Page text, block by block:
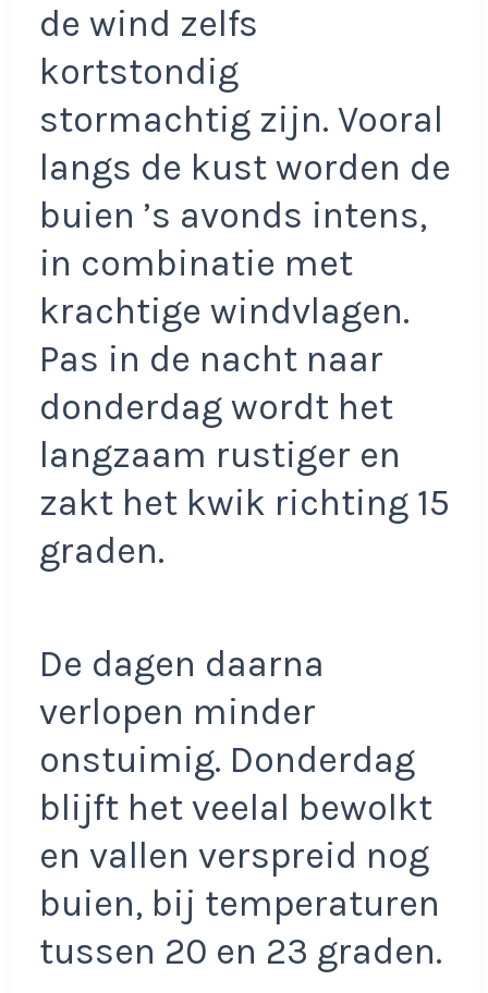
de wind zelfs
kortstondig
stormachtig zijn. Vooral
langs de kust worden de
buien ’s avonds intens,
in combinatie met
krachtige windvlagen.
Pas in de nacht naar
donderdag wordt het
langzaam rustiger en
zakt het kwik richting 15
graden.
De dagen daarna
verlopen minder
onstuimig. Donderdag
blijft het veelal bewolkt
en vallen verspreid nog
buien, bij temperaturen
tussen 20 en 23 graden.